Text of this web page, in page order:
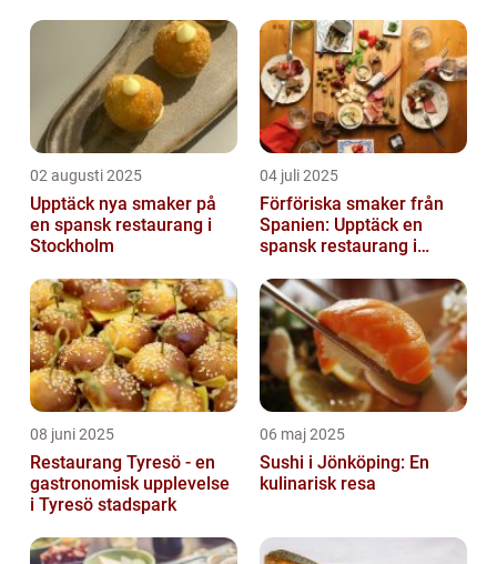
02 augusti 2025
Upptäck nya smaker på
en spansk restaurang i
Stockholm
04 juli 2025
Förföriska smaker från
Spanien: Upptäck en
spansk restaurang i
08 juni 2025
Restaurang Tyresö - en
gastronomisk upplevelse
i Tyresö stadspark
06 maj 2025
Sushi i Jönköping: En
kulinarisk resa